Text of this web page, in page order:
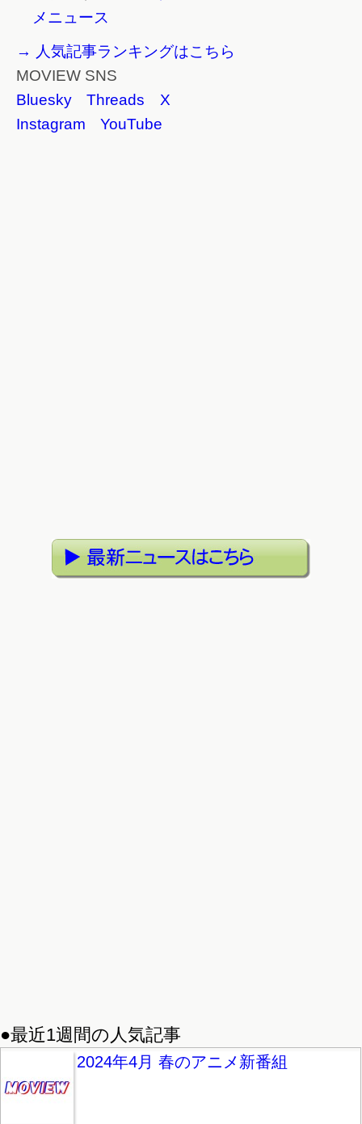
メニュース
→ 人気記事ランキングはこちら
MOVIEW SNS
Bluesky
Threads
X
Instagram
YouTube
●最近1週間の人気記事
2024年4月 春のアニメ新番組